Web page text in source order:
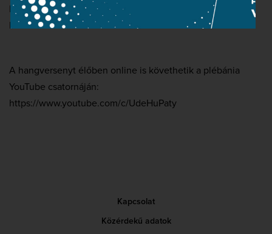
Kedves Közönségünk, a hangversenyen maszk viselése
kötelező.
A hangversenyt élőben online is követhetik a plébánia
YouTube csatornáján:
https://www.youtube.com/c/UdeHuPaty
Kapcsolat
Közérdekű adatok